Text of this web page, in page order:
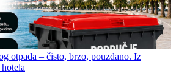
otpada – čisto, brzo, pouzdano. Iz